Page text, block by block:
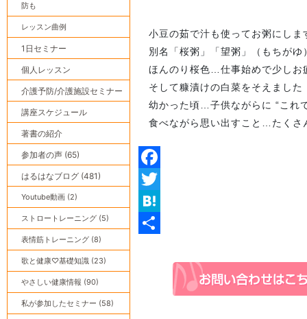
小豆の茹で汁も使ってお粥にし
別名「桜粥」「望粥」（もちがゆ
ほんのり桜色…仕事始めで少し
そして糠漬けの白菜をそえました
幼かった頃…子供ながらに “これ
食べながら思い出すこと…たく
Facebook
Twitter
Hatena
防も
レッスン曲例
1日セミナー
個人レッスン
介護予防/介護施設セミナー
講座スケジュール
著書の紹介
参加者の声 (65)
はるはなブログ (481)
Youtube動画 (2)
ストロートレーニング (5)
表情筋トレーニング (8)
歌と健康♡基礎知識 (23)
やさしい健康情報 (90)
私が参加したセミナー (58)